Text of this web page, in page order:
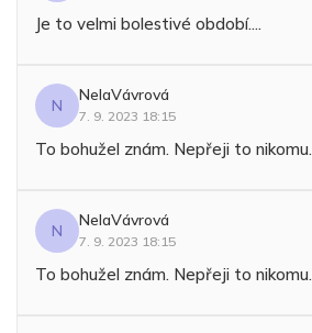
Je to velmi bolestivé období....
N
NelaVávrová
7. 9. 2023 18:15
To bohužel znám. Nepřeji to nikomu.
N
NelaVávrová
7. 9. 2023 18:15
To bohužel znám. Nepřeji to nikomu.